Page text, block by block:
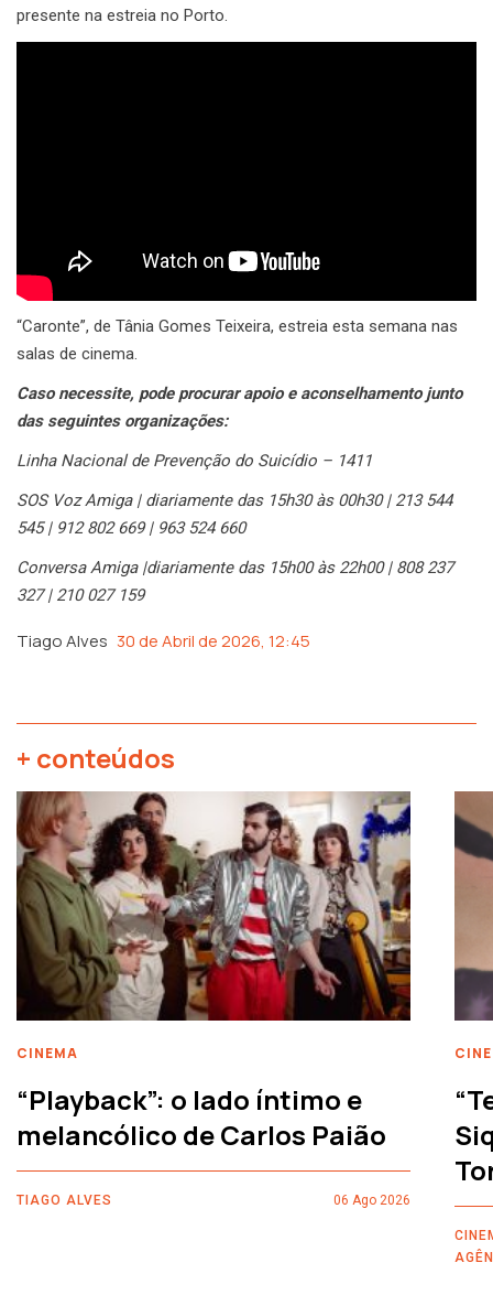
presente na estreia no Porto.
“Caronte”, de Tânia Gomes Teixeira, estreia esta semana nas
salas de cinema.
Caso necessite, pode procurar apoio e aconselhamento junto
das seguintes organizações:
Linha Nacional de Prevenção do Suicídio – 1411
SOS Voz Amiga | diariamente das 15h30 às 00h30 | 213 544
545 | 912 802 669 | 963 524 660
Conversa Amiga |diariamente das 15h00 às 22h00 | 808 237
327 | 210 027 159
Tiago Alves 30 de Abril de 2026, 12:45
+ conteúdos
CINEMA
“Playback”: o lado íntimo e
melancólico de Carlos Paião
TIAGO ALVES 06 Ago 2026